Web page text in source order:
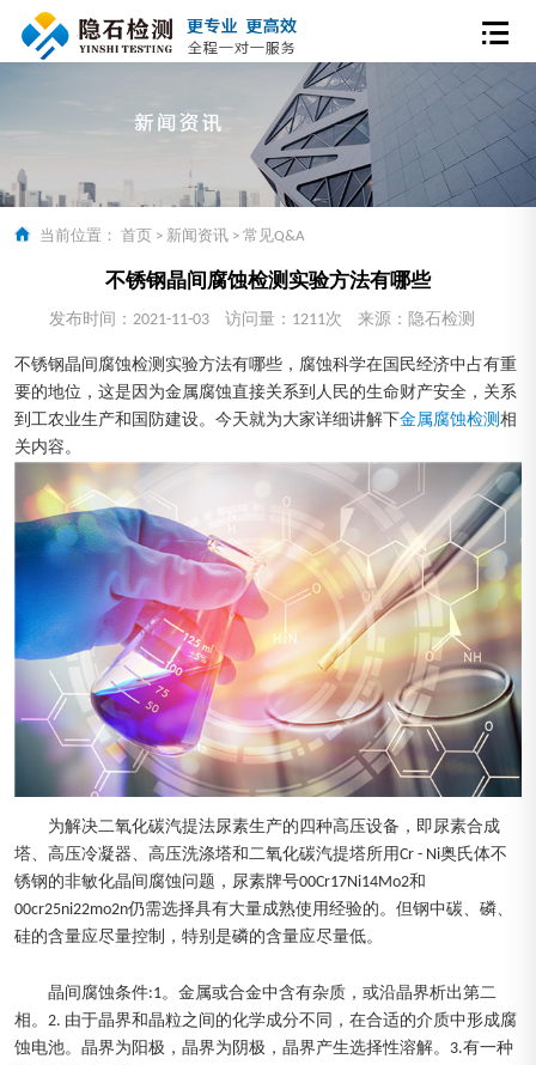
当前位置： 首页 > 新闻资讯 > 常见Q&A
不锈钢晶间腐蚀检测实验方法有哪些
发布时间：2021-11-03 访问量：1211次 来源：隐石检测
不锈钢晶间腐蚀检测实验方法有哪些，腐蚀科学在国民经济中占有重
要的地位，这是因为金属腐蚀直接关系到人民的生命财产安全，关系
到工农业生产和国防建设。今天就为大家详细讲解下金属腐蚀检测 相
关内容。
为解决二氧化碳汽提法尿素生产的四种高压设备，即尿素合成
塔、高压冷凝器、高压洗涤塔和二氧化碳汽提塔所用Cr - Ni奥氏体不
锈钢的非敏化晶间腐蚀问题，尿素牌号00Cr17Ni14Mo2和
00cr25ni22mo2n仍需选择具有大量成熟使用经验的。但钢中碳、磷、
硅的含量应尽量控制，特别是磷的含量应尽量低。
晶间腐蚀条件:1。金属或合金中含有杂质，或沿晶界析出第二
相。2. 由于晶界和晶粒之间的化学成分不同，在合适的介质中形成腐
蚀电池。晶界为阳极，晶界为阴极，晶界产生选择性溶解。3.有一种